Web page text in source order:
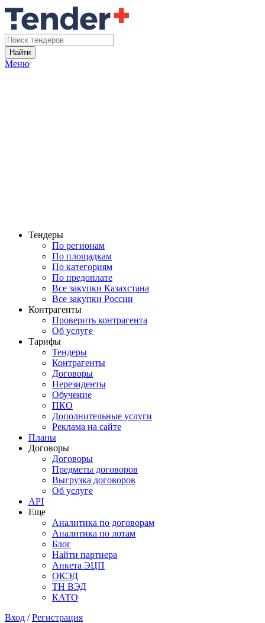
Найти
Меню
Тендеры
По регионам
По площадкам
По категориям
По предоплате
Все закупки Казахстана
Все закупки России
Контрагенты
Проверить контрагента
Об услуге
Тарифы
Тендеры
Контрагенты
Договоры
Нерезиденты
Обучение
ПКО
Дополнительные услуги
Реклама на сайте
Планы
Договоры
Договоры
Предметы договоров
Выгрузка договоров
Об услуге
API
Еще
Аналитика по договорам
Аналитика по лотам
Блог
Найти партнера
Анкета ЭЦП
ОКЭД
ТН ВЭД
КАТО
Вход /Регистрация